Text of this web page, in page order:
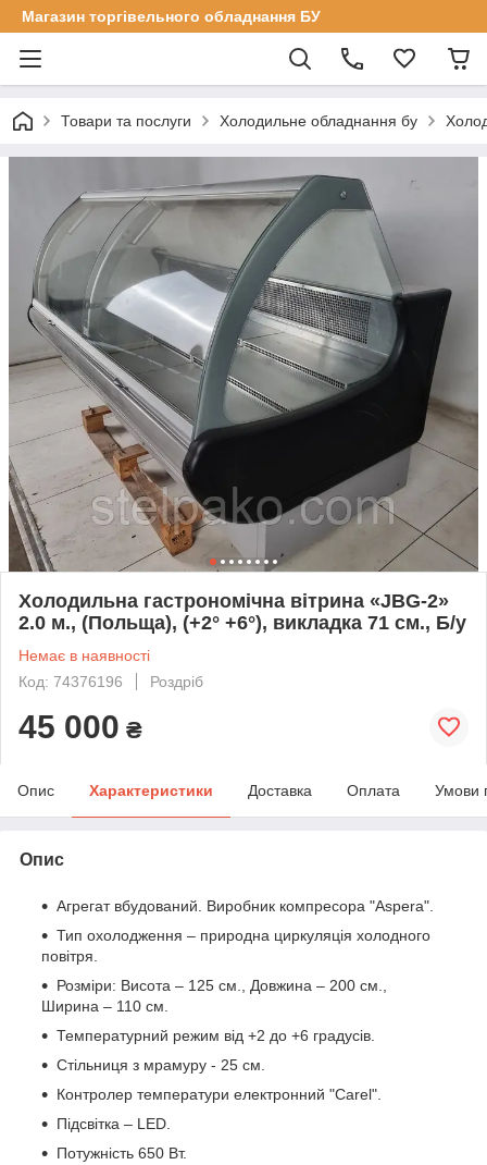
Магазин торгівельного обладнання БУ
Товари та послуги Холодильне обладнання бу
Холодильна гастрономічна вітрина «JBG-2»
2.0 м., (Польща), (+2° +6°), викладка 71 см., Б/у
Немає в наявності
Код: 74376196
Роздріб
45 000 ₴
Опис Характеристики Доставка Оплата Умови
Опис
Агрегат вбудований. Виробник компресора "Aspera".
Тип охолодження – природна циркуляція холодного
повітря.
Розміри: Висота – 125 см., Довжина – 200 см.,
Ширина – 110 см.
Температурний режим від +2 до +6 градусів.
Стільниця з мрамуру - 25 см.
Контролер температури електронний "Carel".
Підсвітка – LED.
Потужність 650 Вт.